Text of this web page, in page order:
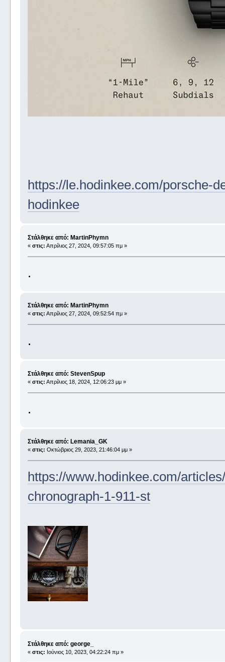
https://le.hodinkee.com/porsche-
hodinkee
Στάλθηκε από: MartinPhymn
« στις: Απρίλιος 27, 2024, 09:57:05 πμ »
.
Στάλθηκε από: MartinPhymn
« στις: Απρίλιος 27, 2024, 09:52:54 πμ »
.
Στάλθηκε από: StevenSpup
« στις: Απρίλιος 18, 2024, 12:06:23 μμ »
.
Στάλθηκε από: Lemania_GK
« στις: Οκτώβριος 29, 2023, 21:46:04 μμ »
https://www.hodinkee.com/
chronograph-1-911-st
Στάλθηκε από: george_
« στις: Ιούνιος 10, 2023, 04:22:24 πμ »